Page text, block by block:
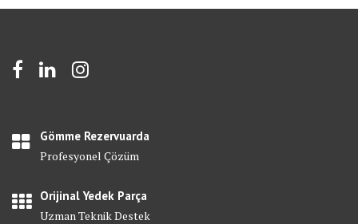
Gömme Rezervuarda
Profesyonel Çözüm
Orijinal Yedek Parça
Uzman Teknik Destek